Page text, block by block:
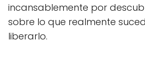
incansablemente por
sobre lo que realmente
liberarlo.